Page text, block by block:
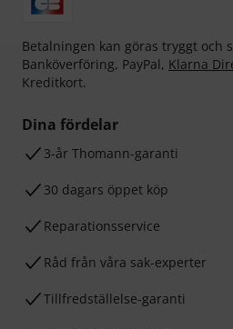
Betalningen kan göras tryggt och
Banköverföring, PayPal, Klarna
Kreditkort.
Dina fördelar
3-år Thomann-garanti
30 dagars öppet köp
Reparationsservice
Råd från våra sak-experter
Tillfredställelse-garanti